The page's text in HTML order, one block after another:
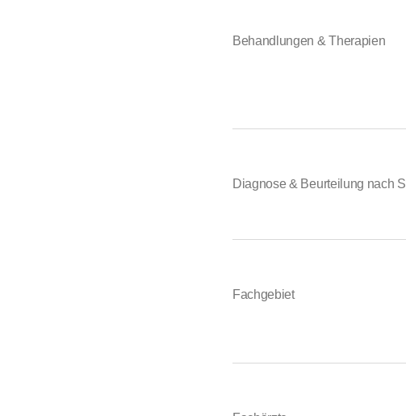
Behandlungen & Therapien
Diagnose & Beurteilung nach
Fachgebiet